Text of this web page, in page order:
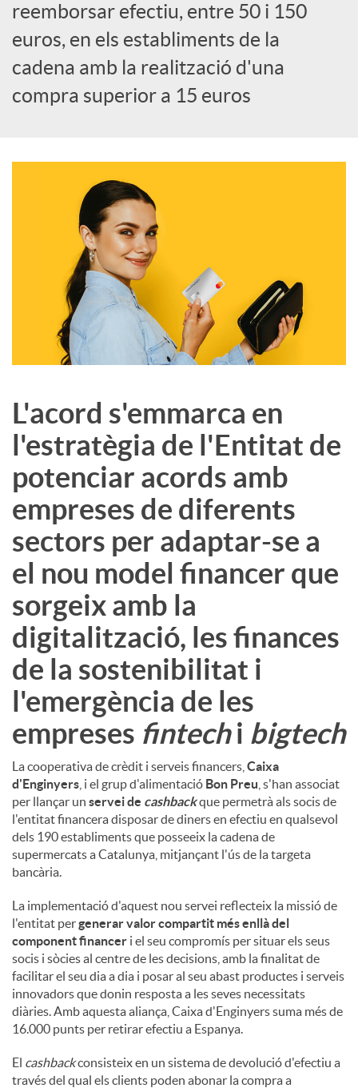
a
l
reemborsar efectiu, entre 50 i 150
euros, en els establiments de la
cadena amb la realització d'una
compra superior a 15 euros
L'acord s'emmarca en
l'estratègia de l'Entitat de
potenciar acords amb
empreses de diferents
sectors per adaptar-se a
el nou model financer que
sorgeix amb la
digitalització, les finances
de la sostenibilitat i
l'emergència de les
empreses fintechi bigtech
La cooperativa de crèdit i serveis financers, Caixa
d'Enginyers , i el grup d'alimentació Bon Preu , s'han associat
per llançar un servei de cashbackque permetrà als socis de
l'entitat financera disposar de diners en efectiu en qualsevol
dels 190 establiments que posseeix la cadena de
supermercats a Catalunya, mitjançant l'ús de la targeta
bancària.
La implementació d'aquest nou servei reflecteix la missió de
l'entitat pergenerar valor compartit més enllà del
component financer i el seu compromís per situar els seus
socis i sòcies al centre de les decisions, amb la finalitat de
facilitar el seu dia a dia i posar al seu abast productes i serveis
innovadors que donin resposta a les seves necessitats
diàries. Amb aquesta aliança, Caixa d'Enginyers suma més de
16.000 punts per retirar efectiu a Espanya.
El cashbackconsisteix en un sistema de devolució d'efectiu a
través del qual els clients poden abonar la compra a